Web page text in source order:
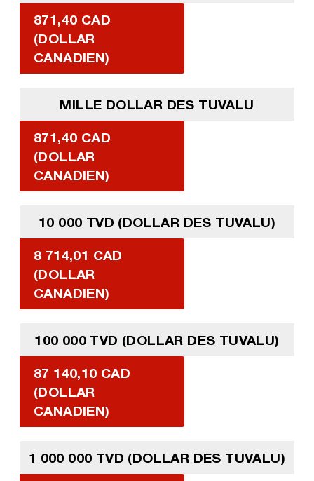
871,40 CAD
(DOLLAR
CANADIEN)
MILLE DOLLAR DES TUVALU
871,40 CAD
(DOLLAR
CANADIEN)
10 000 TVD (DOLLAR DES TUVALU)
8 714,01 CAD
(DOLLAR
CANADIEN)
100 000 TVD (DOLLAR DES TUVALU)
87 140,10 CAD
(DOLLAR
CANADIEN)
1 000 000 TVD (DOLLAR DES TUVALU)